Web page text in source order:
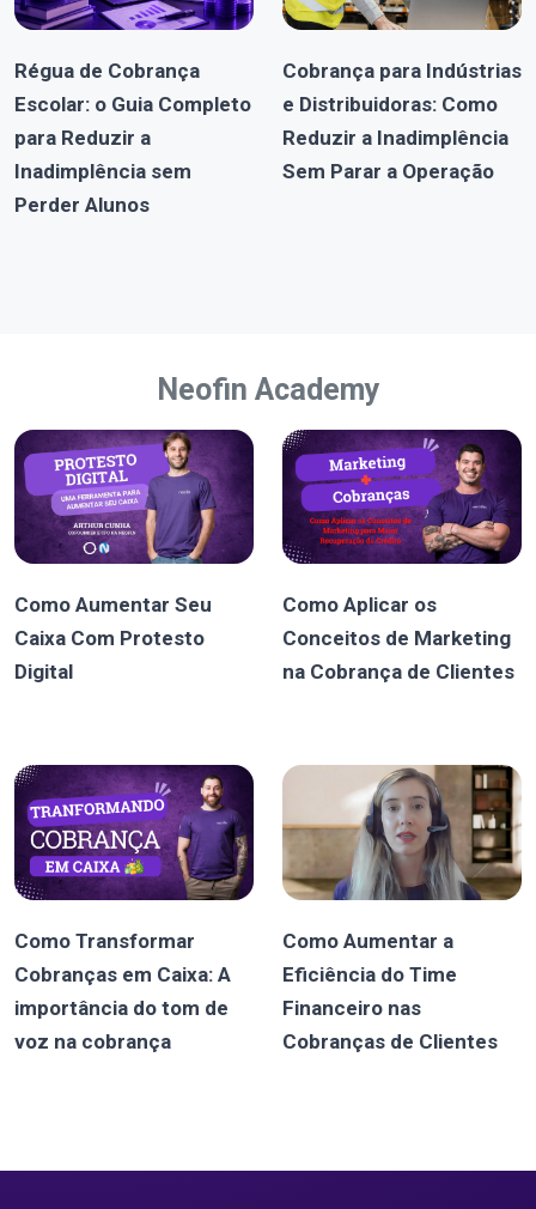
Régua de Cobrança
Escolar: o Guia Completo
para Reduzir a
Inadimplência sem
Perder Alunos
Cobrança para Indústrias
e Distribuidoras: Como
Reduzir a Inadimplência
Sem Parar a Operação
Neofin Academy
Como Aumentar Seu
Caixa Com Protesto
Digital
Como Aplicar os
Conceitos de Marketing
na Cobrança de Clientes
Como Transformar
Cobranças em Caixa: A
importância do tom de
voz na cobrança
Como Aumentar a
Eficiência do Time
Financeiro nas
Cobranças de Clientes